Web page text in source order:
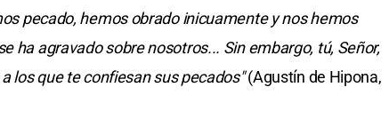
pecado, hemos obrado inicuamente y nos hemos
ha agravado sobre nosotros... Sin embargo, tú, Señor,
los que te confiesan sus pecados"(Agustín de Hipona,